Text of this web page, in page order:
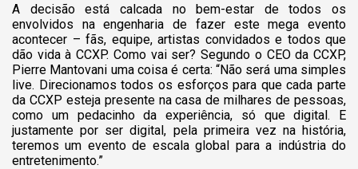
A decisão está calcada no bem-estar de todos os
envolvidos na engenharia de fazer este mega evento
acontecer – fãs, equipe, artistas convidados e todos que
dão vida à CCXP. Como vai ser? Segundo o CEO da CCXP,
Pierre Mantovani uma coisa é certa: “Não será uma simples
live. Direcionamos todos os esforços para que cada parte
da CCXP esteja presente na casa de milhares de pessoas,
como um pedacinho da experiência, só que digital. E
justamente por ser digital, pela primeira vez na história,
teremos um evento de escala global para a indústria do
entretenimento.”